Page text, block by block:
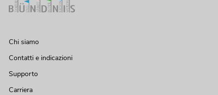
Chi siamo
Contatti e indicazioni
Supporto
Carriera